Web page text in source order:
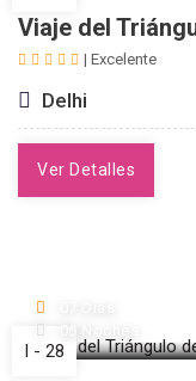
Viaje del
| Excelente
Delhi
Ver Detalles
I - 28